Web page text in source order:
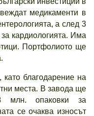
медикаменти в
а след 3
кардиологията. Има
Портфолиото ще
благодарение на
места. В завода ще
млн. опаковки за
се очаква износът